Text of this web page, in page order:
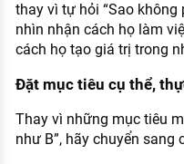
thay vì tự hỏi “Sao không
nhìn nhận cách họ làm
cách họ tạo giá trị trong
Đặt mục tiêu cụ thể,
Thay vì những mục tiêu
như B”, hãy chuyển sang